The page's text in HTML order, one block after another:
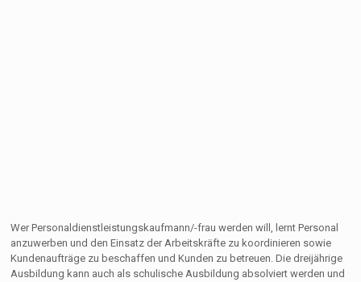
Wer Personaldienstleistungskaufmann/-frau werden will, lernt Personal
anzuwerben und den Einsatz der Arbeitskräfte zu koordinieren sowie
Kundenaufträge zu beschaffen und Kunden zu betreuen. Die dreijährige
Ausbildung kann auch als schulische Ausbildung absolviert werden und